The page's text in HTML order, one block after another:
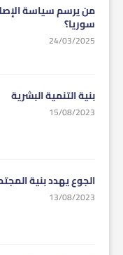
من يرسم سياسة
سوريا؟
24/03/2025
بنية التنمية البشرية
15/08/2023
الجوع يهدد بنية
13/08/2023